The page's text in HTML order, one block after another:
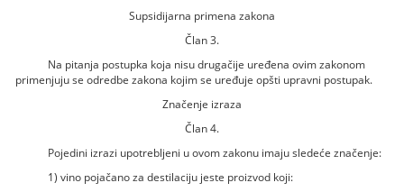
Supsidijarna primena zakona
Član 3.
Na pitanja postupka koja nisu drugačije uređena ovim zakonom
primenjuju se odredbe zakona kojim se uređuje opšti upravni postupak.
Značenje izraza
Član 4.
Pojedini izrazi upotrebljeni u ovom zakonu imaju sledeće značenje:
1) vino pojačano za destilaciju jeste proizvod koji: